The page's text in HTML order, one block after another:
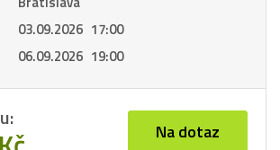
03.09.2026 17:00
06.09.2026 19:00
Na dotaz